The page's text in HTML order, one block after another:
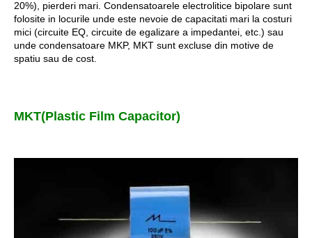
20%), pierderi mari. Condensatoarele electrolitice bipolare sunt
folosite in locurile unde este nevoie de capacitati mari la costuri
mici (circuite EQ, circuite de egalizare a impedantei, etc.) sau
unde condensatoare MKP, MKT sunt excluse din motive de
spatiu sau de cost.
MKT(Plastic Film Capacitor)